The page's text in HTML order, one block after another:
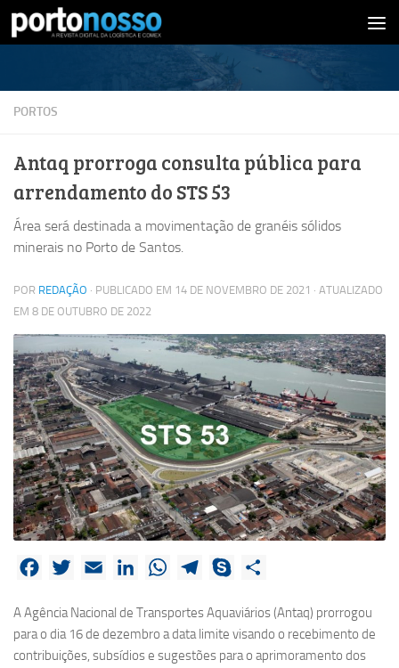
Skip to content
PORTOS
Antaq prorroga consulta pública para
arrendamento do STS 53
Área será destinada a movimentação de granéis sólidos
minerais no Porto de Santos.
POR REDAÇÃO · PUBLICADO EM 14 DE NOVEMBRO DE 2021 · ATUALIZADO
EM 8 DE OUTUBRO DE 2022
Facebook
Twitter Email LinkedInWhatsAppTelegram
Skype
A Agência Nacional de Transportes Aquaviários (Antaq) prorrogou
para o dia 16 de dezembro a data limite visando o recebimento de
contribuições, subsídios e sugestões para o aprimoramento dos